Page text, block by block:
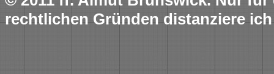
rechtlichen Gründen distanziere